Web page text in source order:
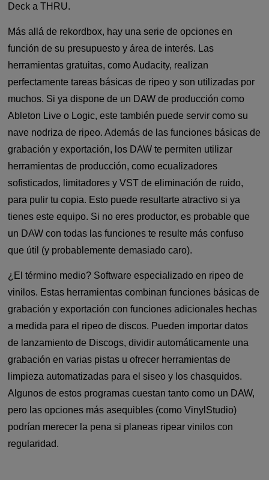
Deck a THRU.
Más allá de rekordbox, hay una serie de opciones en
función de su presupuesto y área de interés. Las
herramientas gratuitas, como Audacity, realizan
perfectamente tareas básicas de ripeo y son utilizadas por
muchos. Si ya dispone de un DAW de producción como
Ableton Live o Logic, este también puede servir como su
nave nodriza de ripeo. Además de las funciones básicas de
grabación y exportación, los DAW te permiten utilizar
herramientas de producción, como ecualizadores
sofisticados, limitadores y VST de eliminación de ruido,
para pulir tu copia. Esto puede resultarte atractivo si ya
tienes este equipo. Si no eres productor, es probable que
un DAW con todas las funciones te resulte más confuso
que útil (y probablemente demasiado caro).
¿El término medio? Software especializado en ripeo de
vinilos. Estas herramientas combinan funciones básicas de
grabación y exportación con funciones adicionales hechas
a medida para el ripeo de discos. Pueden importar datos
de lanzamiento de Discogs, dividir automáticamente una
grabación en varias pistas u ofrecer herramientas de
limpieza automatizadas para el siseo y los chasquidos.
Algunos de estos programas cuestan tanto como un DAW,
pero las opciones más asequibles (como VinylStudio)
podrían merecer la pena si planeas ripear vinilos con
regularidad.